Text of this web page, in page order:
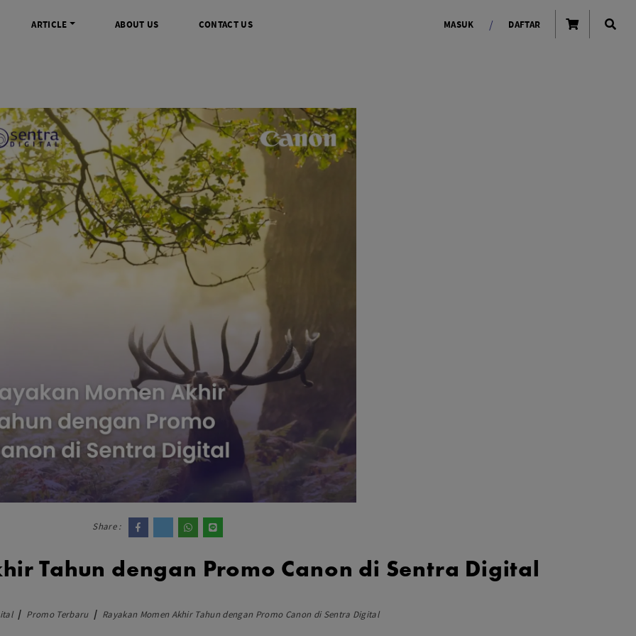
Kamera
VIDEO DAN AKSESORIS
Profesional Camcorder
Consumer Video Camcorder
Aksesoris Video
Gimbal Stabilizer
Wireless Microphone
Wireless Video
Tripod Video
KAMERA POLAROID
Refill Instax
Instax Mini
C
SONY CINEMA LINE
Nikon
Fujifilm
Panasonic
DJI
Kingma
SEMUA PRODUK
ARTICLE
INFO SENTRA DIGITAL
FAQ
Informasi Umum
Tips & Trik
Promo Terbaru
ABOUT US CONTACT US MASUK / DAFTAR
Share :
Tahun dengan Promo Canon di Sentra Digital
Promo Terbaru Rayakan Momen Akhir Tahun dengan Promo Canon di Sentra Digital